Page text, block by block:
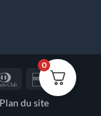
Dinners
Discover
Plan du site
0